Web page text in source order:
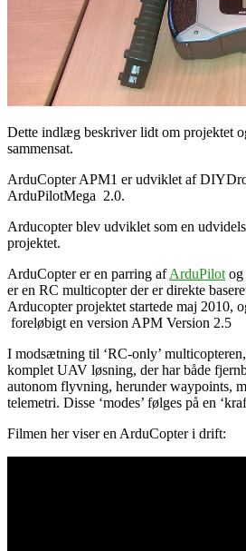
Dette indlæg beskriver lidt om projektet
sammensat.
ArduCopter APM1 er udviklet af
ArduPilotMega 2.0.
Arducopter blev udviklet som en
projektet.
ArduCopter er en parring afArduPilot og
er en RC multicopter der er direkte
Arducopter projektet startede maj 2010,
foreløbigt en version APM Version 2.5
I modsætning til ‘RC-only’
komplet UAV løsning, der har både
autonom flyvning, herunder waypoints,
telemetri. Disse ‘modes’ følges på en
Filmen her viser en ArduCopter i drift: